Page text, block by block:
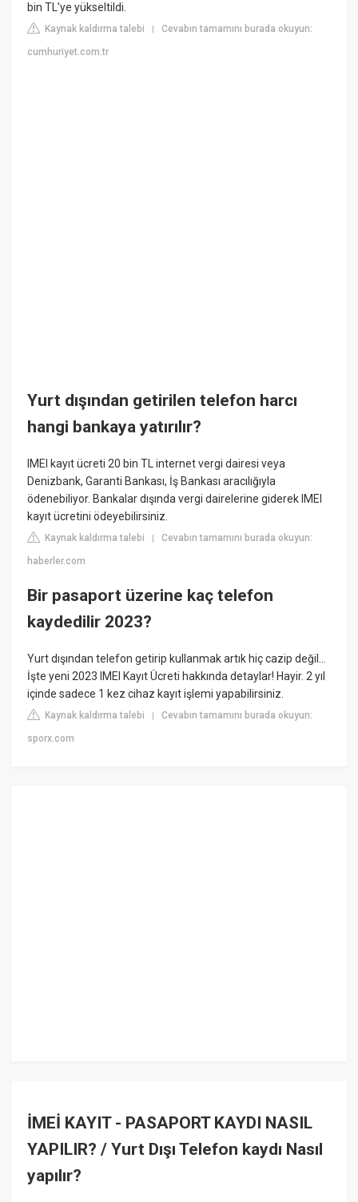
bin TL'ye yükseltildi.
Kaynak kaldırma talebi |Cevabın tamamını burada okuyun:
cumhuriyet.com.tr
Yurt dışından getirilen telefon harcı
hangi bankaya yatırılır?
IMEI kayıt ücreti 20 bin TL internet vergi dairesi veya
Denizbank, Garanti Bankası, İş Bankası aracılığıyla
ödenebiliyor. Bankalar dışında vergi dairelerine giderek IMEI
kayıt ücretini ödeyebilirsiniz.
Kaynak kaldırma talebi |Cevabın tamamını burada okuyun:
haberler.com
Bir pasaport üzerine kaç telefon
kaydedilir 2023?
Yurt dışından telefon getirip kullanmak artık hiç cazip değil…
İşte yeni 2023 IMEI Kayıt Ücreti hakkında detaylar! Hayir. 2 yıl
içinde sadece 1 kez cihaz kayıt işlemi yapabilirsiniz.
Kaynak kaldırma talebi |Cevabın tamamını burada okuyun:
sporx.com
İMEİ KAYIT - PASAPORT KAYDI NASIL
YAPILIR? / Yurt Dışı Telefon kaydı Nasıl
yapılır?